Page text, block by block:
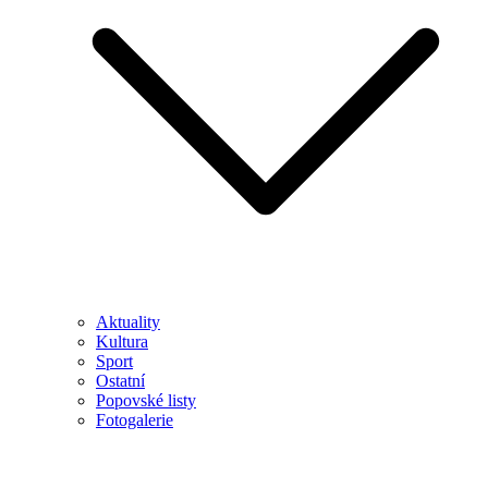
Aktuality
Kultura
Sport
Ostatní
Popovské listy
Fotogalerie